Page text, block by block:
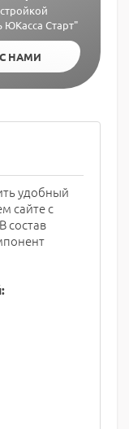
Старт"
НАМИ
удобный
сайте с
состав